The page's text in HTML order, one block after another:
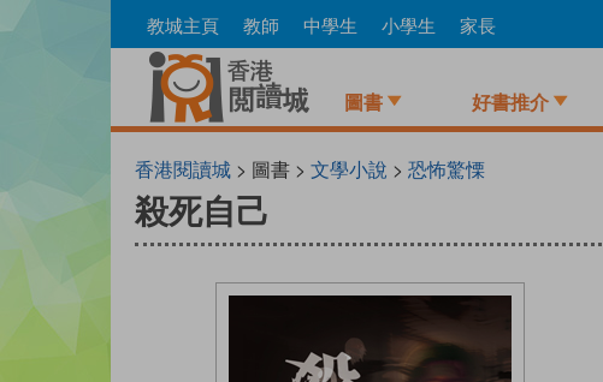
to
教城主頁 教師 中學生 小學生 家長
圖書 好書推介
香港閱讀城> 圖書 > 文學小說 > 恐怖驚慄
殺死自己